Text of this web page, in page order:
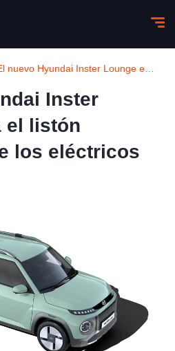
Inster
el listón
los eléctricos